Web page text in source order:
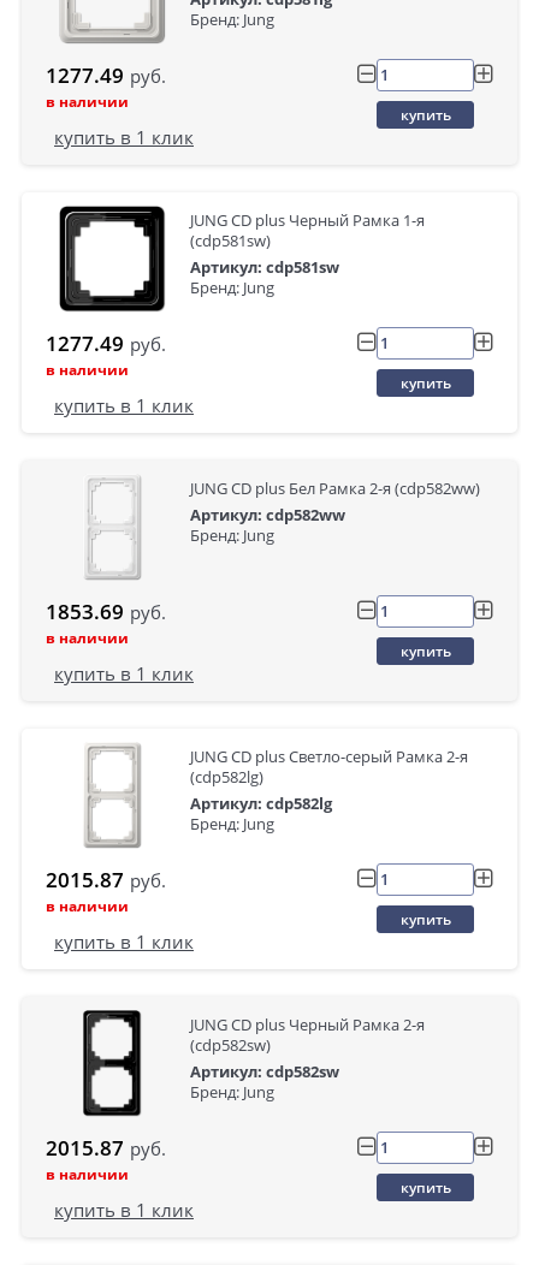
Бренд: Jung
1277.49 руб.
в наличии
купить
купить в 1 клик
JUNG CD plus Черный Рамка 1-я
(cdp581sw)
Артикул: cdp581sw
Бренд: Jung
1277.49 руб.
в наличии
купить
купить в 1 клик
JUNG CD plus Бел Рамка 2-я (cdp582ww)
Артикул: cdp582ww
Бренд: Jung
1853.69 руб.
в наличии
купить
купить в 1 клик
JUNG CD plus Светло-серый Рамка 2-я
(cdp582lg)
Артикул: cdp582lg
Бренд: Jung
2015.87 руб.
в наличии
купить
купить в 1 клик
JUNG CD plus Черный Рамка 2-я
(cdp582sw)
Артикул: cdp582sw
Бренд: Jung
2015.87 руб.
в наличии
купить
купить в 1 клик